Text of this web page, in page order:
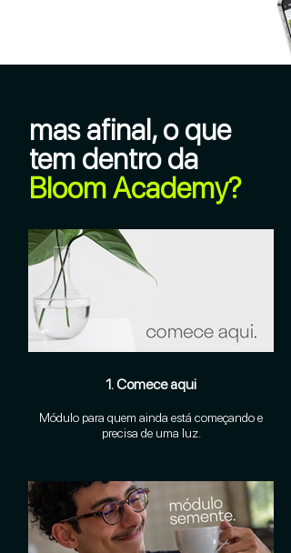
mas afinal, o que
tem dentro da
Bloom Academy?
1. Comece aqui
Módulo para quem ainda está começando e
precisa de uma luz.